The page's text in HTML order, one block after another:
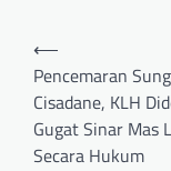
Navigasi
pos
⟵
Pencemaran
Cisadane, KLH
Gugat Sinar Mas
Secara Hukum